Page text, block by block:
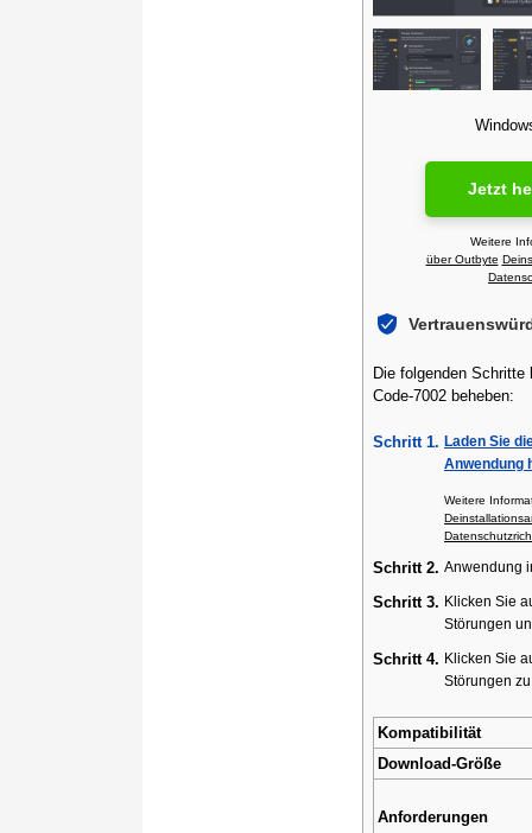
Jetzt
Weitere
über Outbyte
Die folgenden Schritte
Code-7002 beheben:
Schritt 1. Laden Sie
Anwendung
Weitere
Schritt 2. Anwendung
Schritt 3. Klicken Sie
Störungen
Schritt 4. Klicken Sie
Störungen
Kompatibilität
Download-Größe
Anforderungen